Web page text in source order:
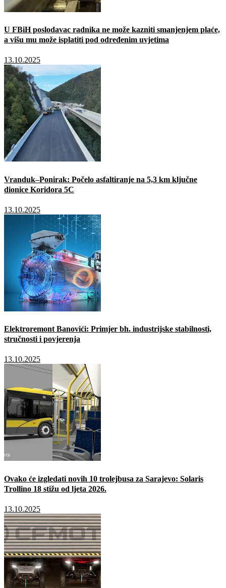
U FBiH poslodavac radnika ne može kazniti smanjenjem plaće,
a višu mu može isplatiti pod određenim uvjetima
13.10.2025
Vranduk–Ponirak: Počelo asfaltiranje na 5,3 km ključne
dionice Koridora 5C
13.10.2025
Elektroremont Banovići: Primjer bh. industrijske stabilnosti,
stručnosti i povjerenja
13.10.2025
Ovako će izgledati novih 10 trolejbusa za Sarajevo: Solaris
Trollino 18 stižu od ljeta 2026.
13.10.2025